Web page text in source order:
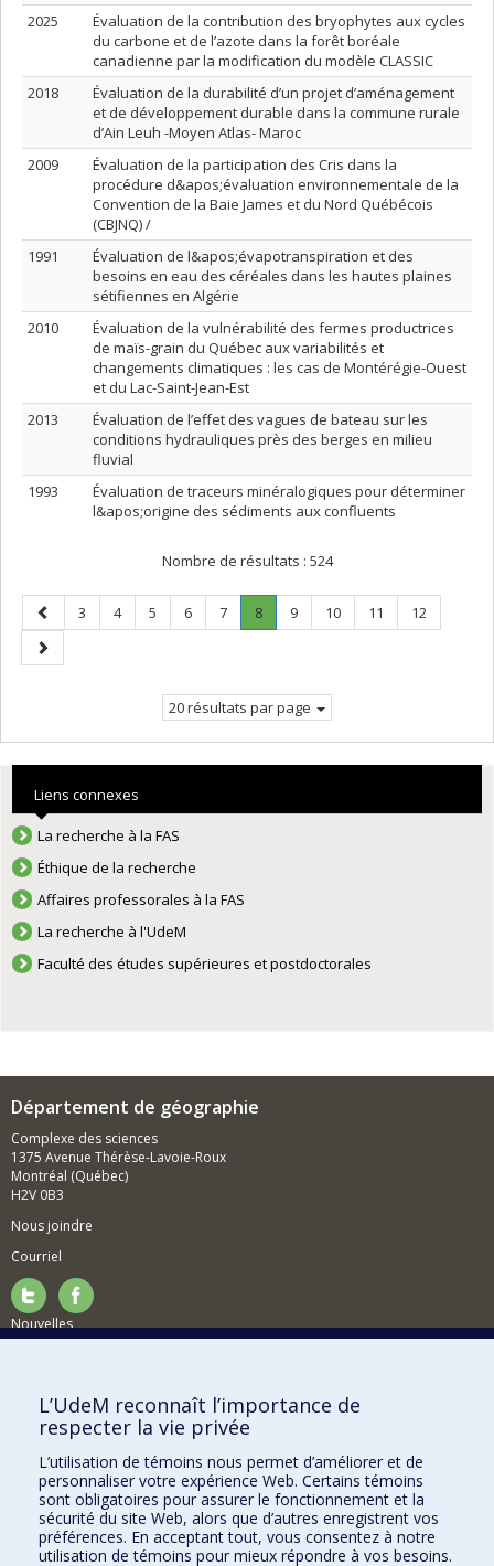
2025
Évaluation de la contribution des bryophytes aux cycles
du carbone et de l’azote dans la forêt boréale
canadienne par la modification du modèle CLASSIC
2018
Évaluation de la durabilité d’un projet d’aménagement
et de développement durable dans la commune rurale
d’Ain Leuh -Moyen Atlas- Maroc
2009
Évaluation de la participation des Cris dans la
procédure d&apos;évaluation environnementale de la
Convention de la Baie James et du Nord Québécois
(CBJNQ) /
1991
Évaluation de l&apos;évapotranspiration et des
besoins en eau des céréales dans les hautes plaines
sétifiennes en Algérie
2010
Évaluation de la vulnérabilité des fermes productrices
de maïs-grain du Québec aux variabilités et
changements climatiques : les cas de Montérégie-Ouest
et du Lac-Saint-Jean-Est
2013
Évaluation de l’effet des vagues de bateau sur les
conditions hydrauliques près des berges en milieu
fluvial
1993
Évaluation de traceurs minéralogiques pour déterminer
l&apos;origine des sédiments aux confluents
Nombre de résultats : 524
Page
précédente
Page
3 Page
4 Page
5 Page
6 Page
7 Page
8.
Page
Page
9 Page
10 Page
11 Page
12
Page
suivante
20 résultats par page
Liens connexes
La recherche à la FAS
Éthique de la recherche
Affaires professorales à la FAS
La recherche à l'UdeM
Faculté des études supérieures et postdoctorales
Département de géographie
Complexe des sciences
1375 Avenue Thérèse-Lavoie-Roux
Montréal (Québec)
H2V 0B3
Nous joindre
Courriel
Nouvelles
Comment soutenir le Département?
BESOIN D'AIDE?
Plan du site
Signaler une erreur
Accessibilité
L’UdeM reconnaît l’importance de
respecter la vie privée
L’utilisation de témoins nous permet d’améliorer et de
personnaliser votre expérience Web. Certains témoins
sont obligatoires pour assurer le fonctionnement et la
sécurité du site Web, alors que d’autres enregistrent vos
préférences. En acceptant tout, vous consentez à notre
utilisation de témoins pour mieux répondre à vos besoins.